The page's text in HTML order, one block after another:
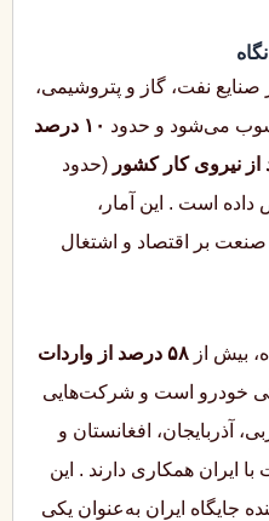
نفت، گاز و پتروشیمی،
می‌شود و حدود
۱۰ درصد
(حدود
. این آمار،
صنعت بر اقتصاد و اشتغال
بیش از
۵۸ درصد از واردات
خودرو است و شرکت‌هایی
آذربایجان، افغانستان و
ایران همکاری دارند . این
جایگاه ایران به‌عنوان یکی